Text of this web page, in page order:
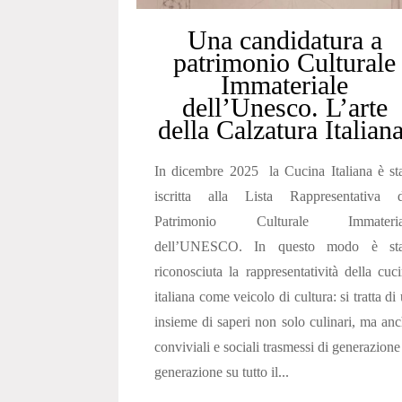
Una candidatura a
patrimonio Culturale
Immateriale
dell’Unesco. L’arte
della Calzatura
In dicembre 2025 la Cucina Italiana è
iscritta alla Lista Rappresentativa
Patrimonio Culturale
dell’UNESCO. In questo modo è
riconosciuta la rappresentatività della
italiana come veicolo di cultura: si tratta di
insieme di saperi non solo culinari, ma
conviviali e sociali trasmessi di
generazione su tutto il...